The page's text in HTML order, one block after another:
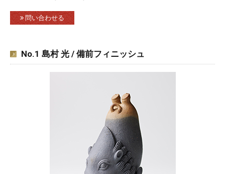
問い合わせる
No.1 島村 光 / 備前フィニッシュ